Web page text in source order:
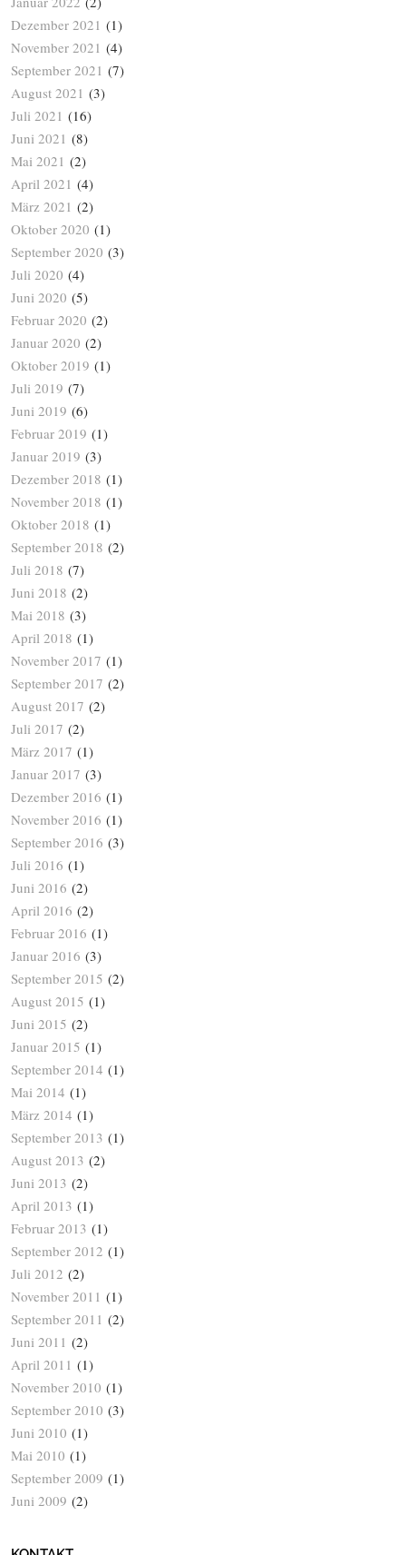
Dezember 2021 (1)
November 2021 (4)
September 2021 (7)
August 2021 (3)
Juli 2021 (16)
Juni 2021 (8)
Mai 2021 (2)
April 2021 (4)
März 2021 (2)
Oktober 2020 (1)
September 2020 (3)
Juli 2020 (4)
Juni 2020 (5)
Februar 2020 (2)
Januar 2020 (2)
Oktober 2019 (1)
Juli 2019 (7)
Juni 2019 (6)
Februar 2019 (1)
Januar 2019 (3)
Dezember 2018 (1)
November 2018 (1)
Oktober 2018 (1)
September 2018 (2)
Juli 2018 (7)
Juni 2018 (2)
Mai 2018 (3)
April 2018 (1)
November 2017 (1)
September 2017 (2)
August 2017 (2)
Juli 2017 (2)
März 2017 (1)
Januar 2017 (3)
Dezember 2016 (1)
November 2016 (1)
September 2016 (3)
Juli 2016 (1)
Juni 2016 (2)
April 2016 (2)
Februar 2016 (1)
Januar 2016 (3)
September 2015 (2)
August 2015 (1)
Juni 2015 (2)
Januar 2015 (1)
September 2014 (1)
Mai 2014 (1)
März 2014 (1)
September 2013 (1)
August 2013 (2)
Juni 2013 (2)
April 2013 (1)
Februar 2013 (1)
September 2012 (1)
Juli 2012 (2)
November 2011 (1)
September 2011 (2)
Juni 2011 (2)
April 2011 (1)
November 2010 (1)
September 2010 (3)
Juni 2010 (1)
Mai 2010 (1)
September 2009 (1)
Juni 2009 (2)